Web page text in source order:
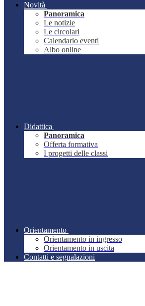
Novità
Panoramica
Le notizie
Le circolari
Calendario eventi
Albo online
Didattica
Panoramica
Offerta formativa
I progetti delle classi
Orientamento
Orientamento in ingresso
Orientamento in uscita
Contatti e segnalazioni